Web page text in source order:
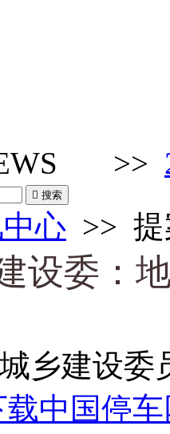
>>
 搜索
心 >>
设委：
乡建设委
载中国停车